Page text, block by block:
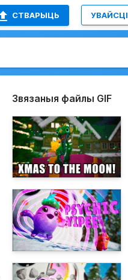
СТВАРЫЦЬ УВАЙСЦІ
Звязаныя файлы GIF